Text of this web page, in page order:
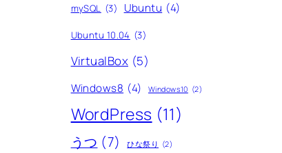
mySQL (3) Ubuntu (4)
Ubuntu 10.04 (3)
VirtualBox (5)
Windows8 (4) Windows10 (2)
WordPress (11)
うつ (7) ひな祭り (2)